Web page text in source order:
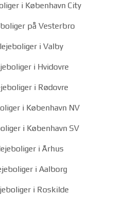
i København City
på Vesterbro
i Valby
i Hvidovre
i Rødovre
i København NV
i København SV
i Århus
i Aalborg
i Roskilde